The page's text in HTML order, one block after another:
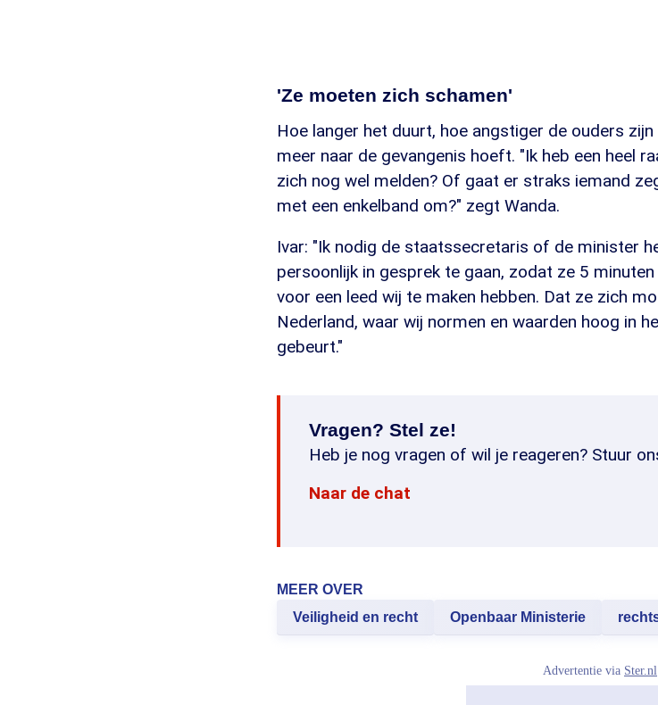
'Ze moeten zich schamen'
Hoe langer het duurt, hoe angstiger de ouders
meer naar de gevangenis hoeft. "Ik heb een heel
zich nog wel melden? Of gaat er straks iemand
met een enkelband om?" zegt Wanda.
Ivar: "Ik nodig de staatssecretaris of de minister
persoonlijk in gesprek te gaan, zodat ze 5
voor een leed wij te maken hebben. Dat ze zich
Nederland, waar wij normen en waarden hoog in
gebeurt."
Vragen? Stel ze!
Heb je nog vragen of wil je reageren? Stuur
Naar de chat
MEER OVER
Veiligheid en recht
Openbaar Ministerie
Advertentie via Ster.nl